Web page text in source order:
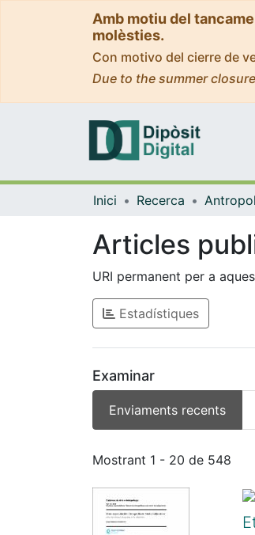
Amb motiu del
molèsties.
Con motivo del cierre de
Due to the summer
Inici Recerca
Articles
URI permanent per a
Estadístiques
Examinar
Enviaments recents
Enviaments
Mostrant 1 - 20 de 548